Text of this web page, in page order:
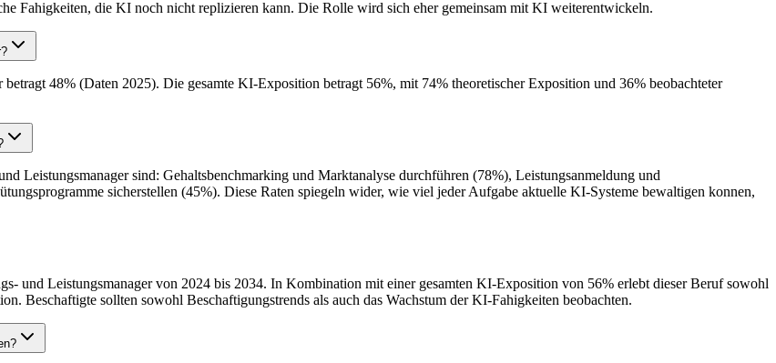
Fahigkeiten, die KI noch nicht replizieren kann. Die Rolle wird sich eher gemeinsam mit KI weiterentwickeln.
48% (Daten 2025). Die gesamte KI-Exposition betragt 56%, mit 74% theoretischer Exposition und 36% beobachteter
Leistungsmanager sind: Gehaltsbenchmarking und Marktanalyse durchführen (78%), Leistungsanmeldung und
sicherstellen (45%). Diese Raten spiegeln wider, wie viel jeder Aufgabe aktuelle KI-Systeme bewaltigen konnen,
und Leistungsmanager von 2024 bis 2034. In Kombination mit einer gesamten KI-Exposition von 56% erlebt dieser Beruf sowohl
Beschaftigte sollten sowohl Beschaftigungstrends als auch das Wachstum der KI-Fahigkeiten beobachten.